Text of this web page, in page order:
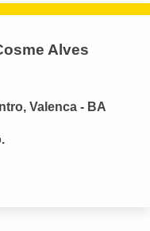
Alves
Valenca - BA